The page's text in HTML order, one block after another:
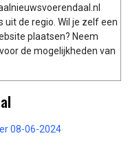
de regio. Wil je zelf een
plaatsen? Neem
de mogelijkheden van
08-06-2024